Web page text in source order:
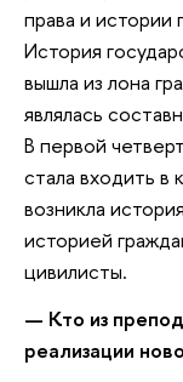
права и истории
История
вышла из лона
являлась
В первой
стала входить
возникла
историей
цивилисты.
— Кто из
реализации